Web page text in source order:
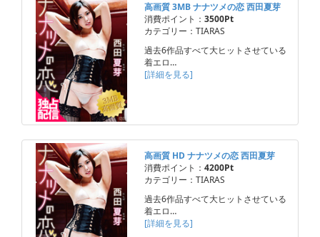
高画質 3MB ナナツメの恋 西田夏芽
消費ポイント： 3500Pt
カテゴリー：TIARAS
過去6作品すべて大ヒットさせている
着エロ…
[詳細を見る]
高画質 HD ナナツメの恋 西田夏芽
消費ポイント： 4200Pt
カテゴリー：TIARAS
過去6作品すべて大ヒットさせている
着エロ…
[詳細を見る]